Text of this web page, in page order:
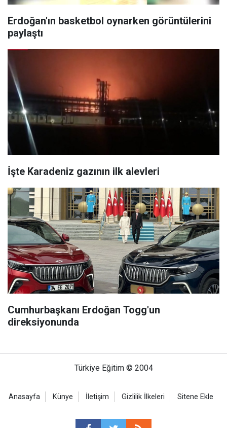
Erdoğan'ın basketbol oynarken görüntülerini
paylaştı
İşte Karadeniz gazının ilk alevleri
Cumhurbaşkanı Erdoğan Togg'un
direksiyonunda
Türkiye Eğitim © 2004
Anasayfa Künye İletişim Gizlilik İlkeleri Sitene Ekle